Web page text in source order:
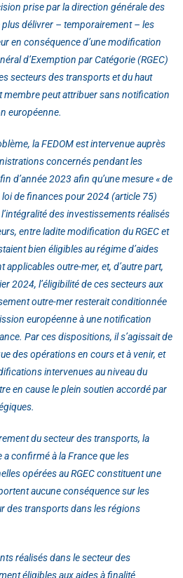
prise par la direction générale des
délivrer – temporairement – les
en conséquence d’une modification
d’Exemption par Catégorie (RGEC)
secteurs des transports et du haut
membre peut attribuer sans notification
européenne.
la FEDOM est intervenue auprès
concernés pendant les
d’année 2023 afin qu’une mesure « de
de finances pour 2024 (article 75)
des investissements réalisés
entre ladite modification du RGEC et
bien éligibles au régime d’aides
applicables outre-mer, et, d’autre part,
2024, l’éligibilité de ces secteurs aux
outre-mer resterait conditionnée
européenne à une notification
Par ces dispositions, il s’agissait de
des opérations en cours et à venir, et
intervenues au niveau du
en cause le plein soutien accordé par
du secteur des transports, la
confirmé à la France que les
opérées au RGEC constituent une
aucune conséquence sur les
des transports dans les régions
réalisés dans le secteur des
éligibles aux aides à finalité